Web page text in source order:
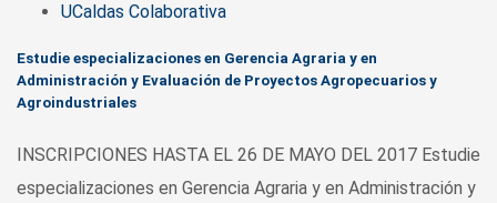
UCaldas Colaborativa
Estudie especializaciones en Gerencia Agraria y en
Administración y Evaluación de Proyectos Agropecuarios y
Agroindustriales
INSCRIPCIONES HASTA EL 26 DE MAYO DEL 2017 Estudie
especializaciones en Gerencia Agraria y en Administración y